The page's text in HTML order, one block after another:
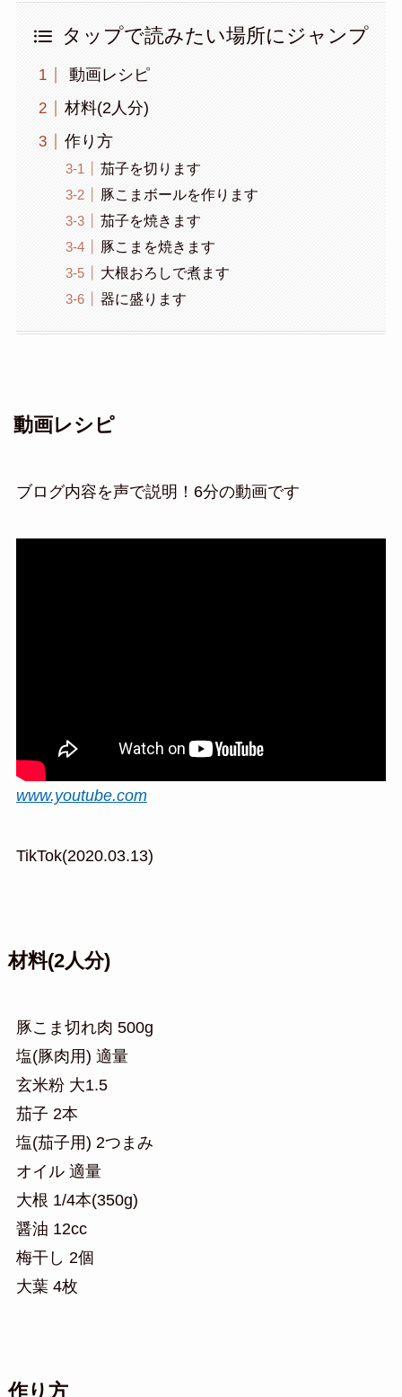
タップで読みたい場所にジャンプ
動画レシピ
材料(2人分)
作り方
茄子を切ります
豚こまボールを作ります
茄子を焼きます
豚こまを焼きます
大根おろしで煮ます
器に盛ります
動画レシピ
ブログ内容を声で説明！6分の動画です
www.youtube.com
TikTok(2020.03.13)
材料(2人分)
豚こま切れ肉 500g
塩(豚肉用) 適量
玄米粉 大1.5
茄子 2本
塩(茄子用) 2つまみ
オイル 適量
大根 1/4本(350g)
醤油 12cc
梅干し 2個
大葉 4枚
作り方